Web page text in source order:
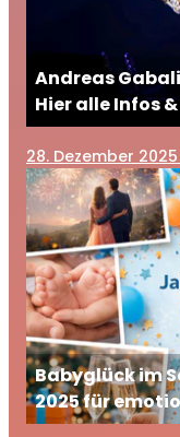
Andreas
Hier alle Infos
28. Dezember
Babyglück im
2025 für